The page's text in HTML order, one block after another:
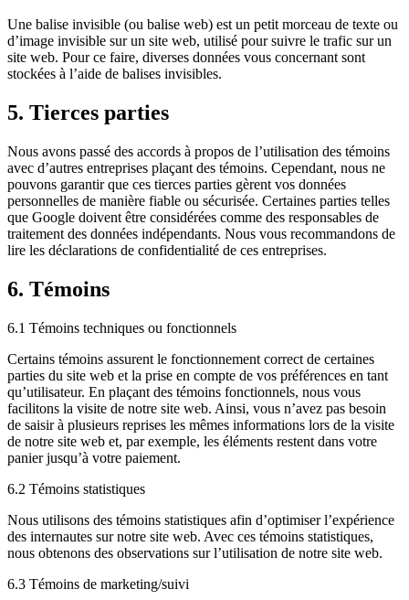
Une balise invisible (ou balise web) est un petit morceau de texte ou
d’image invisible sur un site web, utilisé pour suivre le trafic sur un
site web. Pour ce faire, diverses données vous concernant sont
stockées à l’aide de balises invisibles.
5. Tierces parties
Nous avons passé des accords à propos de l’utilisation des témoins
avec d’autres entreprises plaçant des témoins. Cependant, nous ne
pouvons garantir que ces tierces parties gèrent vos données
personnelles de manière fiable ou sécurisée. Certaines parties telles
que Google doivent être considérées comme des responsables de
traitement des données indépendants. Nous vous recommandons de
lire les déclarations de confidentialité de ces entreprises.
6. Témoins
6.1 Témoins techniques ou fonctionnels
Certains témoins assurent le fonctionnement correct de certaines
parties du site web et la prise en compte de vos préférences en tant
qu’utilisateur. En plaçant des témoins fonctionnels, nous vous
facilitons la visite de notre site web. Ainsi, vous n’avez pas besoin
de saisir à plusieurs reprises les mêmes informations lors de la visite
de notre site web et, par exemple, les éléments restent dans votre
panier jusqu’à votre paiement.
6.2 Témoins statistiques
Nous utilisons des témoins statistiques afin d’optimiser l’expérience
des internautes sur notre site web. Avec ces témoins statistiques,
nous obtenons des observations sur l’utilisation de notre site web.
6.3 Témoins de marketing/suivi